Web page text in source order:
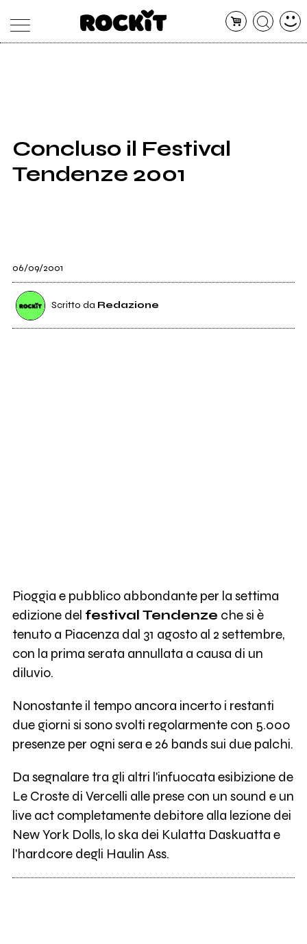
SHOP
RADIO
Concluso il Festival
Tendenze 2001
06/09/2001
Scritto da Redazione
Pioggia e pubblico abbondante per la settima
edizione del festival Tendenze che si è
tenuto a Piacenza dal 31 agosto al 2 settembre,
con la prima serata annullata a causa di un
diluvio.
Nonostante il tempo ancora incerto i restanti
due giorni si sono svolti regolarmente con 5.000
presenze per ogni sera e 26 bands sui due palchi.
Da segnalare tra gli altri l'infuocata esibizione de
Le Croste di Vercelli alle prese con un sound e un
live act completamente debitore alla lezione dei
New York Dolls, lo ska dei Kulatta Daskuatta e
l'hardcore degli Haulin Ass.